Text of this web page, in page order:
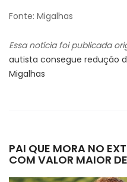
Fonte: Migalhas
Essa notícia foi publicada
autista consegue redução
Migalhas
PAI QUE MORA NO
COM VALOR MAIOR